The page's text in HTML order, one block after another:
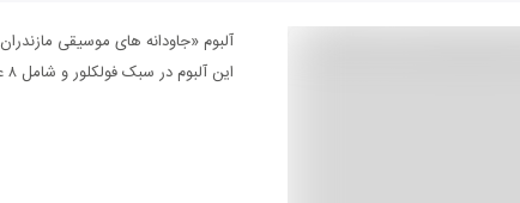
آلبوم «جاودانه های موسیقی مازندران 5 (جعفر دادیان)» اثری از جعفر دادیان است.
این آلبوم در سبک فولکلور و شامل ۸ عدد قطعه موسیقی می باشد.